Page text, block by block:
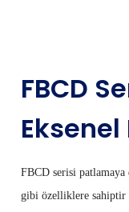
FBCD
FBCD serisi
gibi özelliklere sahiptir